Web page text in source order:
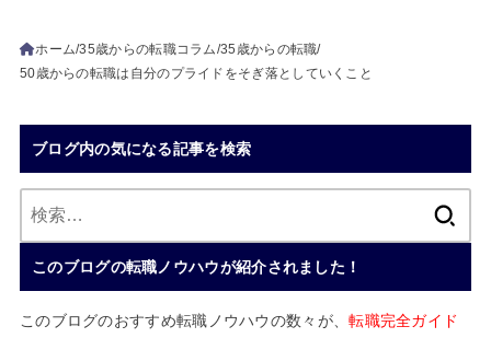
ホーム 35歳からの転職コラム 35歳からの転職
50歳からの転職は自分のプライドをそぎ落としていくこと
ブログ内の気になる記事を検索
このブログの転職ノウハウが紹介されました！
このブログのおすすめ転職ノウハウの数々が、転職完全ガイド